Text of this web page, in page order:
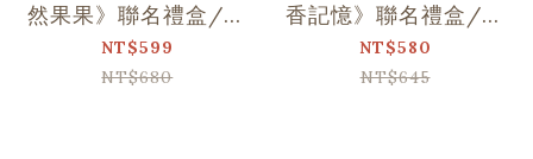
然果果》聯名禮盒/印
花+1
NT$599
NT$680
香記憶》聯名禮盒/印
花+1
NT$580
NT$645